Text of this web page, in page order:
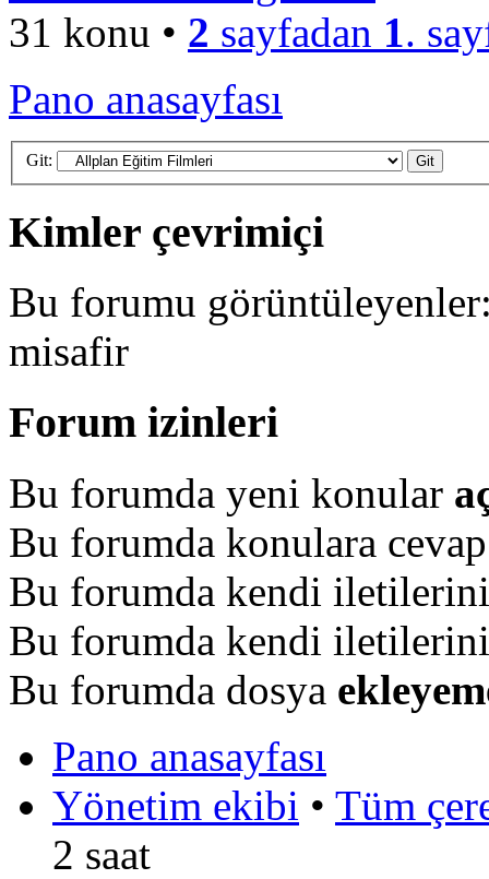
31 konu • 2 sayfadan 1.
Pano anasayfası
Git:
Kimler çevrimiçi
Bu forumu
misafir
Forum izinleri
Bu forumda yeni konular
Bu forumda konulara
Bu forumda kendi
Bu forumda kendi
Bu forumda dosya
Pano anasayfası
Yönetim ekibi • Tüm
2 saat